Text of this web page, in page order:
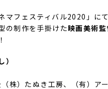
フェスティバル2020」に
の制作を手掛けた映画美術
株）たぬき工房、（有）ア